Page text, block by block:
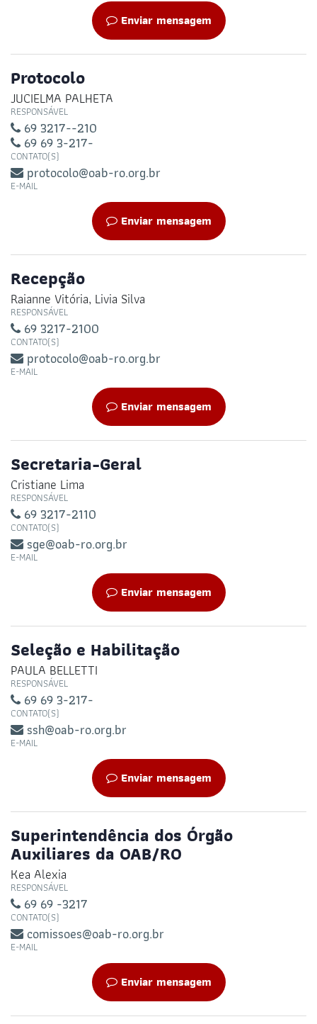
Enviar mensagem
Protocolo
JUCIELMA PALHETA
RESPONSÁVEL
69 3217--210
69 69 3-217-
CONTATO(S)
protocolo@oab-ro.org.br
E-MAIL
Enviar mensagem
Recepção
Raianne Vitória, Livia Silva
RESPONSÁVEL
69 3217-2100
CONTATO(S)
protocolo@oab-ro.org.br
E-MAIL
Enviar mensagem
Secretaria-Geral
Cristiane Lima
RESPONSÁVEL
69 3217-2110
CONTATO(S)
sge@oab-ro.org.br
E-MAIL
Enviar mensagem
Seleção e Habilitação
PAULA BELLETTI
RESPONSÁVEL
69 69 3-217-
CONTATO(S)
ssh@oab-ro.org.br
E-MAIL
Enviar mensagem
Superintendência dos Órgão
Auxiliares da OAB/RO
Kea Alexia
RESPONSÁVEL
69 69 -3217
CONTATO(S)
comissoes@oab-ro.org.br
E-MAIL
Enviar mensagem